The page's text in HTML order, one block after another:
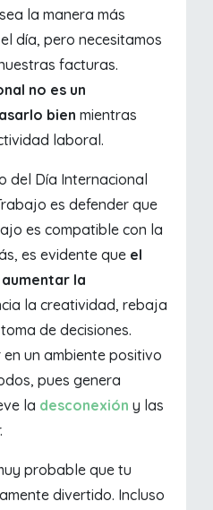
la manera más
día, pero necesitamos
facturas.
no es un
bienmientras
laboral.
del Día Internacional
es defender que
es compatible con la
es evidente que el
la
la creatividad, rebaja
de decisiones.
un ambiente positivo
pues genera
la desconexión y las
probable que tu
divertido. Incluso